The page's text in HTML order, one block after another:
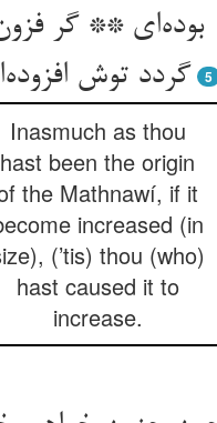
بوده‌ای ** گر
گردد توش
5
Inasmuch as thou
hast been the origin
the Mathnawí, if it
increased (in
(’tis) thou (who)
hast caused it to
increase.